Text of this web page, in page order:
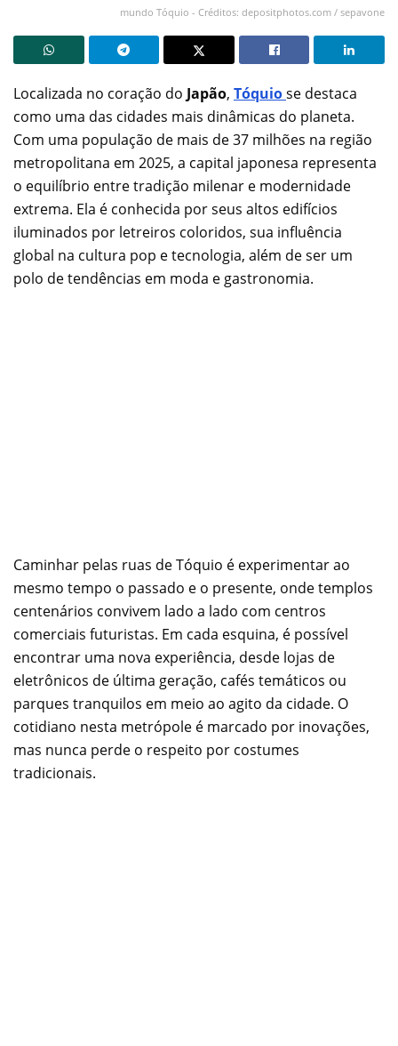
mundo Tóquio - Créditos: depositphotos.com / sepavone
Localizada no coração do Japão, Tóquiose destaca
como uma das cidades mais dinâmicas do planeta.
Com uma população de mais de 37 milhões na região
metropolitana em 2025, a capital japonesa representa
o equilíbrio entre tradição milenar e modernidade
extrema. Ela é conhecida por seus altos edifícios
iluminados por letreiros coloridos, sua influência
global na cultura pop e tecnologia, além de ser um
polo de tendências em moda e gastronomia.
Caminhar pelas ruas de Tóquio é experimentar ao
mesmo tempo o passado e o presente, onde templos
centenários convivem lado a lado com centros
comerciais futuristas. Em cada esquina, é possível
encontrar uma nova experiência, desde lojas de
eletrônicos de última geração, cafés temáticos ou
parques tranquilos em meio ao agito da cidade. O
cotidiano nesta metrópole é marcado por inovações,
mas nunca perde o respeito por costumes
tradicionais.